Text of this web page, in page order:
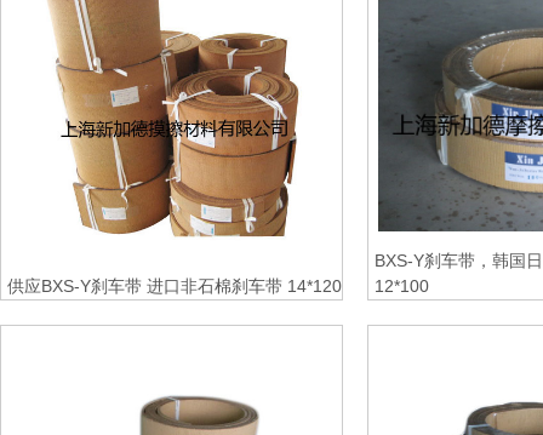
供应BXS-Y刹车带 进口非石棉刹车带 14*120
BXS-Y刹车带，韩国
12*100